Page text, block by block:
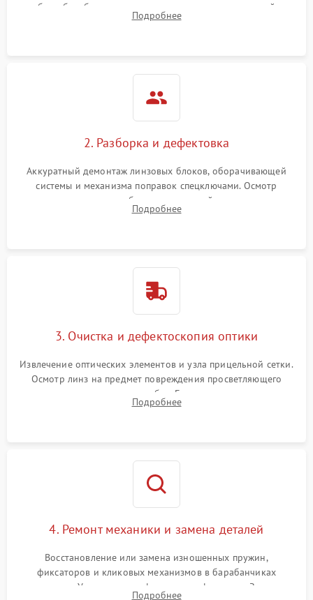
работы барабанчиков ввода поправок, кольца отстройки
параллакса и зума. Выявление сколов, внутренних
Подробнее
2. Разборка и дефектовка
Аккуратный демонтаж линзовых блоков, оборачивающей
системы и механизма поправок спецключами. Осмотр
внутренних резьбовых соединений, пружин и
уплотнительных колец. Поиск причин люфта, смещения
Подробнее
3. Очистка и дефектоскопия оптики
Извлечение оптических элементов и узла прицельной сетки.
Осмотр линз на предмет повреждения просветляющего
покрытия или появления грибка. Бережная очистка стекол
спецрастворами. Проверка целостности гравированной
Подробнее
4. Ремонт механики и замена деталей
Восстановление или замена изношенных пружин,
фиксаторов и кликовых механизмов в барабанчиках
поправок. Устранение люфтов в трансфокаторе. Замена
Подробнее